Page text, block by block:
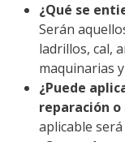
¿Qué se
Serán
ladrillos, cal,
maquinarias
¿Puede
reparación o
aplicable será